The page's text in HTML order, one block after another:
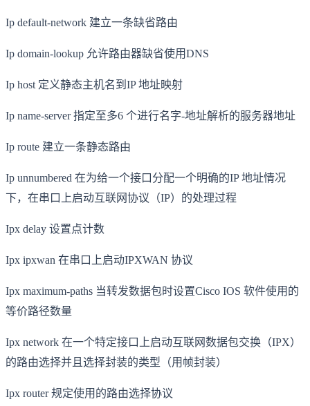
Ip default-network 建立一条缺省路由
Ip domain-lookup 允许路由器缺省使用DNS
Ip host 定义静态主机名到IP 地址映射
Ip name-server 指定至多6 个进行名字-地址解析的服务器地址
Ip route 建立一条静态路由
Ip unnumbered 在为给一个接口分配一个明确的IP 地址情况
下，在串口上启动互联网协议（IP）的处理过程
Ipx delay 设置点计数
Ipx ipxwan 在串口上启动IPXWAN 协议
Ipx maximum-paths 当转发数据包时设置Cisco IOS 软件使用的
等价路径数量
Ipx network 在一个特定接口上启动互联网数据包交换（IPX）
的路由选择并且选择封装的类型（用帧封装）
Ipx router 规定使用的路由选择协议